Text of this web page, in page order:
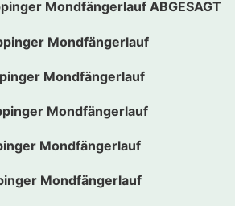
Mondfängerlauf ABGESAGT
Mondfängerlauf
Mondfängerlauf
Mondfängerlauf
Mondfängerlauf
Mondfängerlauf